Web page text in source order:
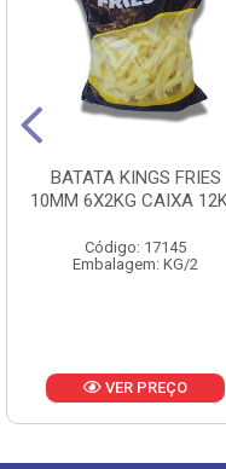
BATATA KINGS FRIES
10MM 6X2KG CAIXA
Código: 17145
Embalagem: KG/2
VER PREÇO